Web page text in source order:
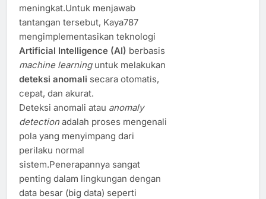
meningkat.Untuk menjawab
tantangan tersebut, Kaya787
mengimplementasikan teknologi
Artificial Intelligence (AI) berbasis
machine learninguntuk melakukan
deteksi anomali secara otomatis,
cepat, dan akurat.
Deteksi anomali atau anomaly
detection adalah proses mengenali
pola yang menyimpang dari
perilaku normal
sistem.Penerapannya sangat
penting dalam lingkungan dengan
data besar (big data) seperti